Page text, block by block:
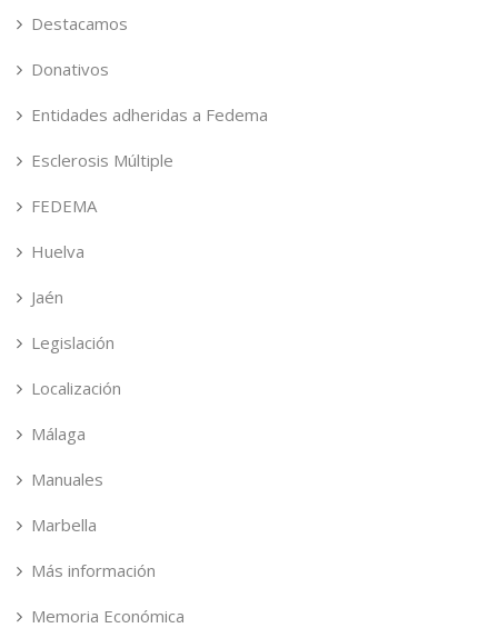
Destacamos
Donativos
Entidades adheridas a Fedema
Esclerosis Múltiple
FEDEMA
Huelva
Jaén
Legislación
Localización
Málaga
Manuales
Marbella
Más información
Memoria Económica